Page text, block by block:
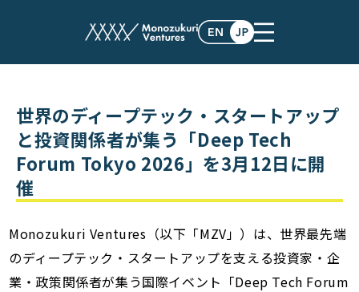
post
世界のディープテック・スタートアップ
と投資関係者が集う「Deep Tech
Forum Tokyo 2026」を3月12日に開
催
Monozukuri Ventures（以下「MZV」）は、世界最先端
のディープテック・スタートアップを支える投資家・企
業・政策関係者が集う国際イベント「Deep Tech Forum